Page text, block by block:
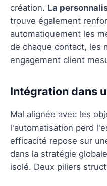
création. La
trouve également
automatiquement les
de chaque contact, les
engagement client
Intégration dans
Mal alignée avec les
l'automatisation perd
efficacité repose sur
dans la stratégie
isolé. Deux piliers